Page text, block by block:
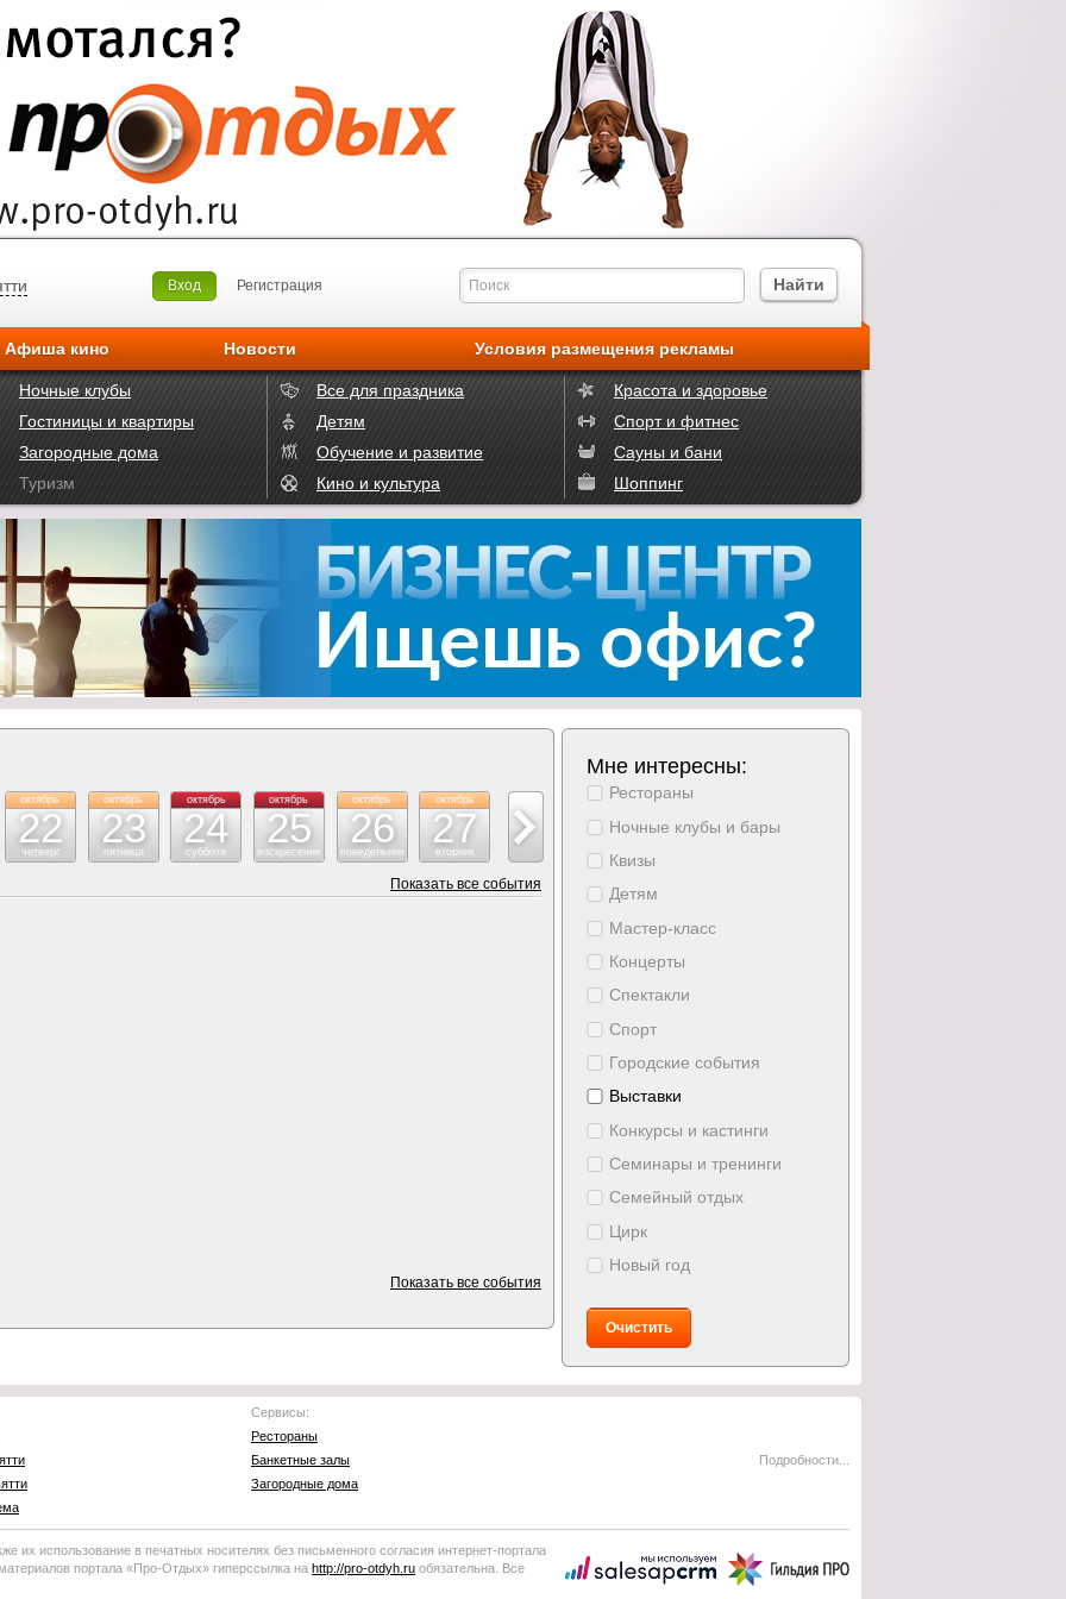
Вход Регистрация
Афиша кино Новости Условия размещения рекламы
Ночные клубы Все для праздника
Красота и здоровье
Гостиницы и квартиры Детям
Спорт и фитнес
Загородные дома Обучение и развитие
Сауны и бани
Туризм Кино и культура Шоппинг
октябрь
22
четверг
октябрь
23
пятница
октябрь
24
суббота
октябрь
25
воскресение
октябрь
26
понедельник
октябрь
27
вторник
28
октябрь
29
четверг
октябрь
30 31
Показать все события
Показать все события
Мне интересны:
Рестораны
Ночные клубы и бары
Квизы
Детям
Мастер-класс
Концерты
Спектакли
Спорт
Городские события
Выставки
Конкурсы и кастинги
Семинары и тренинги
Семейный отдых
Цирк
Новый год
Очистить
Сервисы:
Рестораны
Банкетные залы
Загородные дома
Подробности...
их использование в печатных носителях без письменного согласия интернет-портала
портала «Про-Отдых» гиперссылка на http://pro-otdyh .ru обязательна. Все